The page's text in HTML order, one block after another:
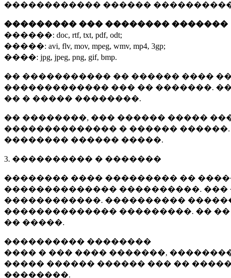
������������ ������
��������� ��� �������� �������
������: doc, rtf, txt, pdf, odt;
�����: avi, flv, mov, mpeg, wmv, mp4, 3gp;
����: jpg, jpeg, png, gif, bmp.
�� ����������� �� ������ ����
������������� ��� �� �������.
�� � ����� ��������.
�� ��������, ��� ������ �����
�������������� � ������
�������� ������ �����.
3. ���������� � �������
�������� ���� ��������� ��
�������������� ����������.
������������. ����������
�������������� ���������. ��
�� �����.
���������� ��������
���� � ��� ���� �������,
����� ������ ������ ��� ��
��������.